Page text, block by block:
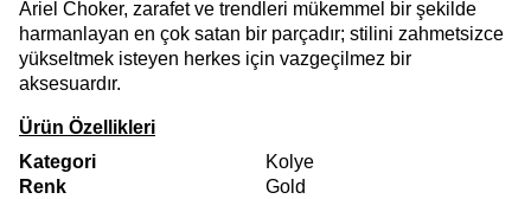
Ariel Choker, zarafet ve trendleri mükemmel bir şekilde
harmanlayan en çok satan bir parçadır; stilini zahmetsizce
yükseltmek isteyen herkes için vazgeçilmez bir
aksesuardır.
Ürün Özellikleri
Kategori
Kolye
Renk
Gold